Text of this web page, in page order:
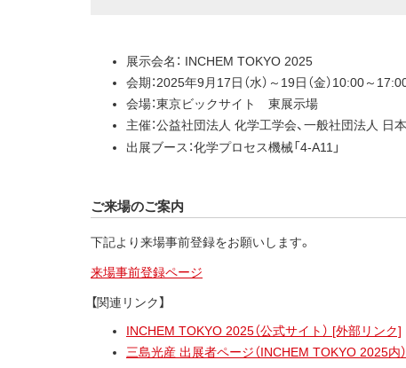
展示会名： INCHEM TOKYO 2025
会期：2025年9月17日（水）～19日（金）10:00～
会場：東京ビックサイト 東展示場
主催：公益社団法人 化学工学会、一般社団法人 日
出展ブース：化学プロセス機械「4-A11」
ご来場のご案内
下記より来場事前登録をお願いします。
来場事前登録ページ
【関連リンク】
INCHEM TOKYO 2025（公式サイト） [外部リンク]
三島光産 出展者ページ（INCHEM TOKYO 2025内